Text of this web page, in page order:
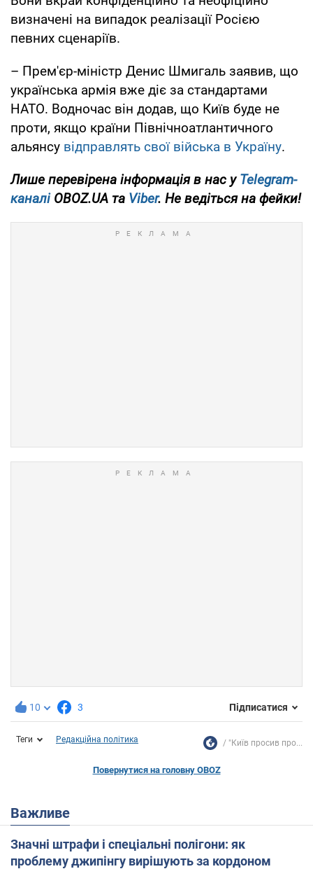
визначені на випадок реалізації Росією
певних сценаріїв.
– Прем'єр-міністр Денис Шмигаль заявив, що
українська армія вже діє за стандартами
НАТО. Водночас він додав, що Київ буде не
проти, якщо країни Північноатлантичного
альянсу відправлять свої війська в Україну.
Лише перевірена інформація в нас уTelegram-
каналіOBOZ.UA та Viber. Не ведіться на фейки!
10 3 Підписатися
Теги Редакційна політика "Київ просив про...
Повернутися на головну OBOZ
Важливе
Значні штрафи і спеціальні полігони: як
проблему джипінгу вирішують за кордоном